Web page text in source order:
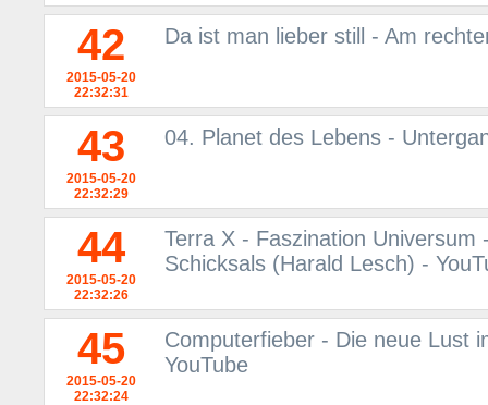
42
2015-05-20
22:32:31
Da ist man lieber still - Am
43
2015-05-20
22:32:29
04. Planet des Lebens -
44
2015-05-20
22:32:26
Terra X - Faszination
Schicksals (Harald Lesch) -
45
2015-05-20
22:32:24
Computerfieber - Die neue Lust
YouTube